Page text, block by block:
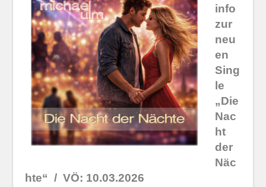
info
zur
neu
en
Sing
le
„Die
Nac
ht
der
Näc
hte“ / VÖ: 10.03.2026